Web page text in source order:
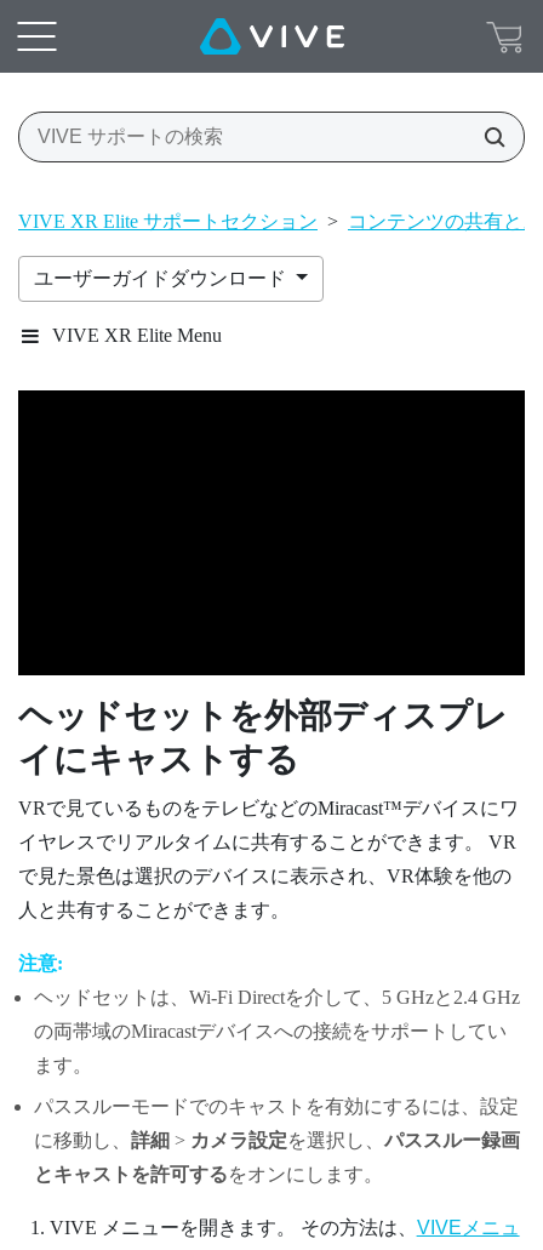
VIVE XR Elite サポートセクション > コンテンツの共有と
ユーザーガイドダウンロード
VIVE XR Elite Menu
ヘッドセットを外部ディスプレ
イにキャストする
VRで見ているものをテレビなどのMiracast™デバイスにワ
イヤレスでリアルタイムに共有することができます。 VR
で見た景色は選択のデバイスに表示され、VR体験を他の
人と共有することができます。
注意:
ヘッドセットは、 Wi-Fi Directを介して、5 GHzと2.4 GHz
の両帯域のMiracastデバイスへの接続をサポートしてい
ます。
パススルーモードでのキャストを有効にするには、設定
に移動し、 詳細 > カメラ設定を選択し、 パススルー録画
とキャストを許可するをオンにします。
VIVE メニューを開きます。 その方法は、 VIVEメニュ